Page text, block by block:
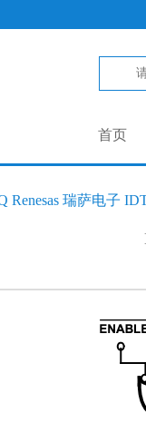
首页
Renesas 瑞萨电子